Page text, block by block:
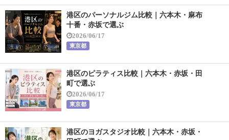
港区のパーソナルジム比較｜六本木・麻布
十番・赤坂で選ぶ
2026/06/17
東京都
港区のピラティス比較｜六本木・赤坂・田
町で選ぶ
2026/06/17
東京都
港区のヨガスタジオ比較｜六本木・赤坂・